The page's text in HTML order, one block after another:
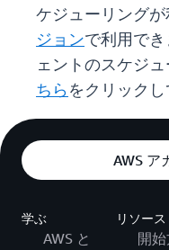
ケジューリング
ジョンで利用で
ェントのスケジ
ちら をクリックし
AWS ア
学ぶ
AWS と
リソース
開